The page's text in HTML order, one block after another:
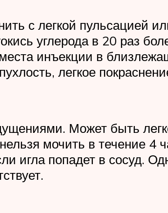
с легкой пульсацией
углерода в 20 раз
инъекции в
легкое
Может быть
мочить в течение
игла попадет в сосуд.